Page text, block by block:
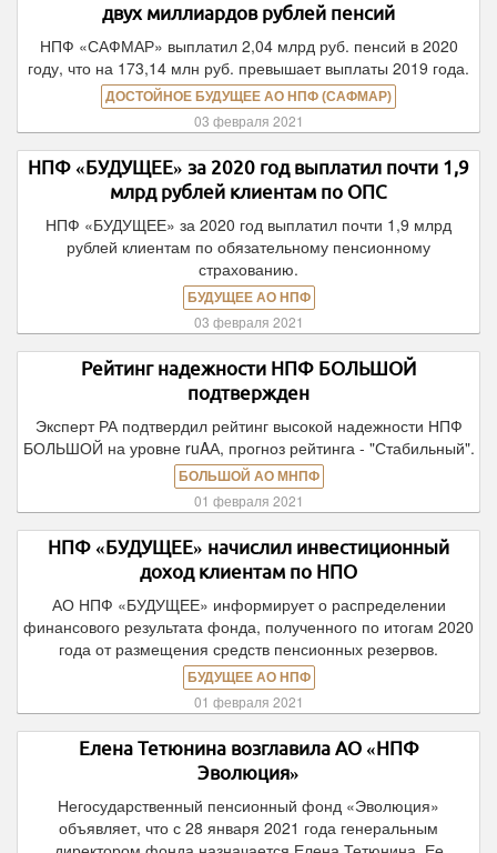
двух миллиардов рублей пенсий
НПФ «САФМАР» выплатил 2,04 млрд руб. пенсий в 2020
году, что на 173,14 млн руб. превышает выплаты 2019 года.
ДОСТОЙНОЕ БУДУЩЕЕ АО НПФ (САФМАР)
03 февраля 2021
НПФ «БУДУЩЕЕ» за 2020 год выплатил почти 1,9
млрд рублей клиентам по ОПС
НПФ «БУДУЩЕЕ» за 2020 год выплатил почти 1,9 млрд
рублей клиентам по обязательному пенсионному
страхованию.
БУДУЩЕЕ АО НПФ
03 февраля 2021
Рейтинг надежности НПФ БОЛЬШОЙ
подтвержден
Эксперт РА подтвердил рейтинг высокой надежности НПФ
БОЛЬШОЙ на уровне ruAА, прогноз рейтинга - "Стабильный".
БОЛЬШОЙ АО МНПФ
01 февраля 2021
НПФ «БУДУЩЕЕ» начислил инвестиционный
доход клиентам по НПО
АО НПФ «БУДУЩЕЕ» информирует о распределении
финансового результата фонда, полученного по итогам 2020
года от размещения средств пенсионных резервов.
БУДУЩЕЕ АО НПФ
01 февраля 2021
Елена Тетюнина возглавила АО «НПФ
Эволюция»
Негосударственный пенсионный фонд «Эволюция»
объявляет, что с 28 января 2021 года генеральным